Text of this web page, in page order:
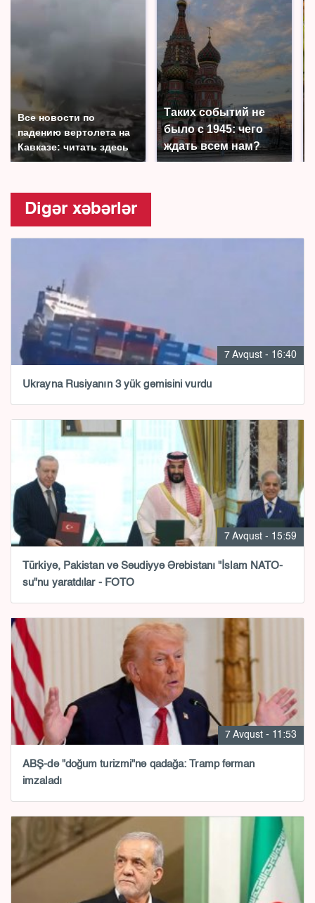
Все новости по
падению вертолета на
Кавказе: читать здесь
Таких событий не
было с 1945: чего
ждать всем нам?
Digər xəbərlər
7 Avqust - 16:40
Ukrayna Rusiyanın 3 yük gəmisini vurdu
7 Avqust - 15:59
Türkiyə, Pakistan və Səudiyyə Ərəbistanı "İslam NATO-
su"nu yaratdılar - FOTO
7 Avqust - 11:53
ABŞ-də "doğum turizmi"nə qadağa: Tramp fərman
imzaladı